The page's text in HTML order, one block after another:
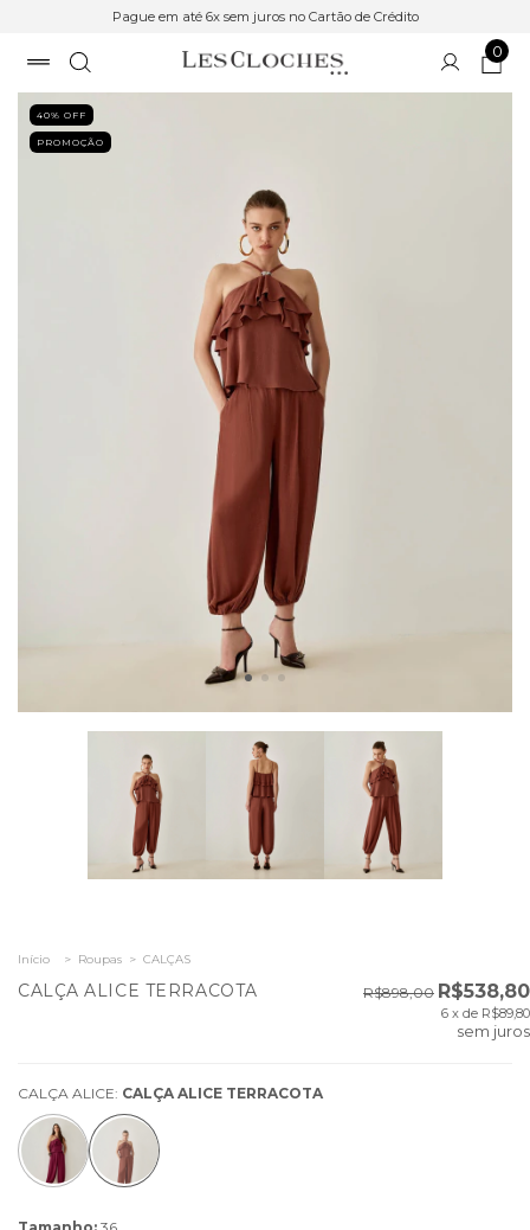
Pague em até 6x sem juros no Cartão de Crédito
0
40% OFF
PROMOÇÃO
Início > Roupas > CALÇAS
CALÇA ALICE TERRACOTA R$898,00 R$538,80
6 x de R$89,80
sem juros
CALÇA ALICE: CALÇA ALICE TERRACOTA